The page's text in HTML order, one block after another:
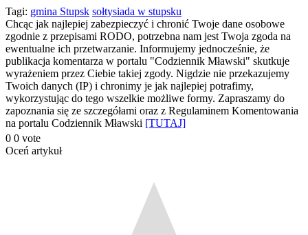
Podziel
się
Tagi: gmina Stupsk sołtysiada w stupsku
Chcąc jak najlepiej zabezpieczyć i chronić Twoje dane osobowe
zgodnie z przepisami RODO, potrzebna nam jest Twoja zgoda na
ewentualne ich przetwarzanie. Informujemy jednocześnie, że
publikacja komentarza w portalu "Codziennik Mławski" skutkuje
wyrażeniem przez Ciebie takiej zgody. Nigdzie nie przekazujemy
Twoich danych (IP) i chronimy je jak najlepiej potrafimy,
wykorzystując do tego wszelkie możliwe formy. Zapraszamy do
zapoznania się ze szczegółami oraz z Regulaminem Komentowania
na portalu Codziennik Mławski [TUTAJ]
0 0 vote
Oceń artykuł